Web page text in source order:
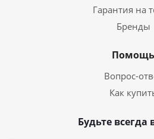
Гарантия на
Бренды
Помощь
Вопрос-
Как
Будьте всегда